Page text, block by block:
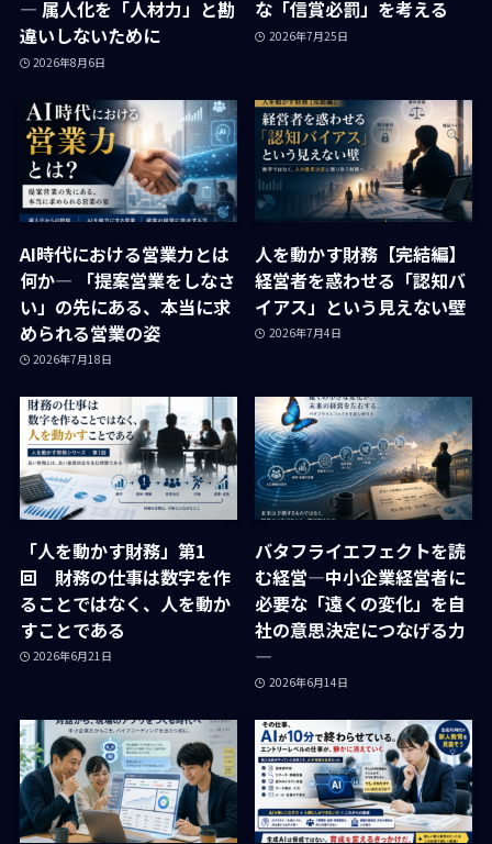
― 属人化を「人材力」と勘
違いしないために
2026年8月6日
な「信賞必罰」を考える
2026年7月25日
AI時代における営業力とは
何か― 「提案営業をしなさ
い」の先にある、本当に求
められる営業の姿
2026年7月18日
人を動かす財務【完結編】
経営者を惑わせる「認知バ
イアス」という見えない壁
2026年7月4日
「人を動かす財務」第1
回 財務の仕事は数字を作
ることではなく、人を動か
すことである
2026年6月21日
バタフライエフェクトを読
む経営―中小企業経営者に
必要な「遠くの変化」を自
社の意思決定につなげる力
―
2026年6月14日